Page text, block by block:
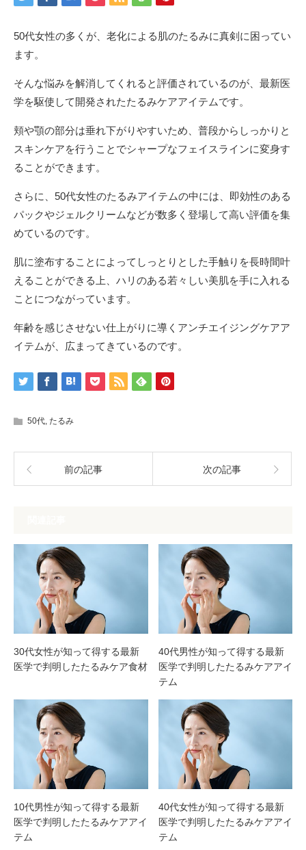
50代女性の多くが、老化による肌のたるみに真剣に困ってい
ます。
そんな悩みを解消してくれると評価されているのが、最新医
学を駆使して開発されたたるみケアアイテムです。
頬や顎の部分は垂れ下がりやすいため、普段からしっかりと
スキンケアを行うことでシャープなフェイスラインに変身す
ることができます。
さらに、50代女性のたるみアイテムの中には、即効性のある
パックやジェルクリームなどが数多く登場して高い評価を集
めているのです。
肌に塗布することによってしっとりとした手触りを長時間叶
えることができる上、ハリのある若々しい美肌を手に入れる
ことにつながっています。
年齢を感じさせない仕上がりに導くアンチエイジングケアア
イテムが、広まってきているのです。
50代 たるみ
前の記事 次の記事
30代女性が知って得する最新
医学で判明したたるみケア食材
40代男性が知って得する最新
医学で判明したたるみケアアイ
テム
10代男性が知って得する最新
医学で判明したたるみケアアイ
テム
40代女性が知って得する最新
医学で判明したたるみケアアイ
テム